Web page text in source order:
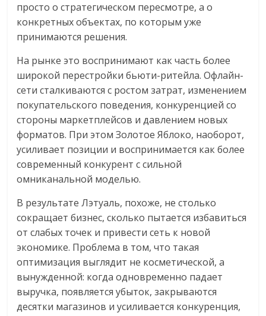
просто о стратегическом пересмотре, а о
конкретных объектах, по которым уже
принимаются решения.
На рынке это воспринимают как часть более
широкой перестройки бьюти-ритейла. Офлайн-
сети сталкиваются с ростом затрат, изменением
покупательского поведения, конкуренцией со
стороны маркетплейсов и давлением новых
форматов. При этом Золотое Яблоко, наоборот,
усиливает позиции и воспринимается как более
современный конкурент с сильной
омниканальной моделью.
В результате Лэтуаль, похоже, не столько
сокращает бизнес, сколько пытается избавиться
от слабых точек и привести сеть к новой
экономике. Проблема в том, что такая
оптимизация выглядит не косметической, а
вынужденной: когда одновременно падает
выручка, появляется убыток, закрываются
десятки магазинов и усиливается конкуренция,